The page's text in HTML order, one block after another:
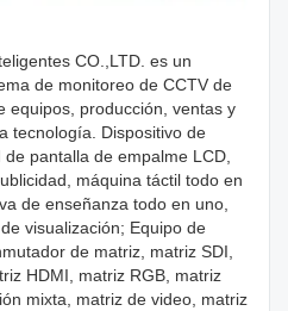
CO.,LTD. es un
de monitoreo de CCTV de
equipos, producción, ventas y
tecnología. Dispositivo de
pantalla de empalme LCD,
máquina táctil todo en
de enseñanza todo en uno,
visualización; Equipo de
de matriz, matriz SDI,
HDMI, matriz RGB, matriz
mixta, matriz de video, matriz